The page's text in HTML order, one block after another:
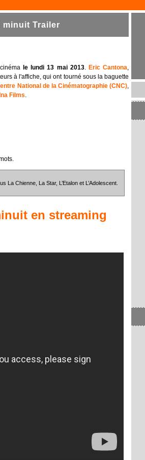
minuit Trailer
le lundi 13 mai 2013. Eric Cantona,
à l'affiche, qui ont tourné sous la baguette
National de la Cinématographie (CNC),
Films.
Chienne, La Star, L’Etalon et L’Adolescent.
en streaming